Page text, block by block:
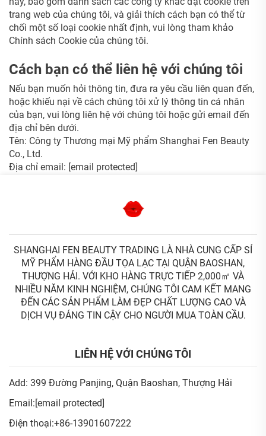
trang web của chúng tôi, và giải thích cách bạn có thể từ
chối một số loại cookie nhất định, vui lòng tham khảo
Chính sách Cookie của chúng tôi.
Cách bạn có thể liên hệ với chúng tôi
Nếu bạn muốn hỏi thông tin, đưa ra yêu cầu liên quan đến,
hoặc khiếu nại về cách chúng tôi xử lý thông tin cá nhân
của bạn, vui lòng liên hệ với chúng tôi hoặc gửi email đến
địa chỉ bên dưới.
Tên: Công ty Thương mại Mỹ phẩm Shanghai Fen Beauty
Co., Ltd.
Địa chỉ email: [email protected]
SHANGHAI FEN BEAUTY TRADING LÀ NHÀ CUNG CẤP SỈ
MỸ PHẨM HÀNG ĐẦU TỌA LẠC TẠI QUẬN BAOSHAN,
THƯỢNG HẢI. VỚI KHO HÀNG TRỰC TIẾP 2,000㎡ VÀ
NHIỀU NĂM KINH NGHIỆM, CHÚNG TÔI CAM KẾT MANG
ĐẾN CÁC SẢN PHẨM LÀM ĐẸP CHẤT LƯỢNG CAO VÀ
DỊCH VỤ ĐÁNG TIN CẬY CHO NGƯỜI MUA TOÀN CẦU.
LIÊN HỆ VỚI CHÚNG TÔI
Add: 399 Đường Panjing, Quận Baoshan, Thượng Hải
Email:[email protected]
Điện thoại:+86-13901607222